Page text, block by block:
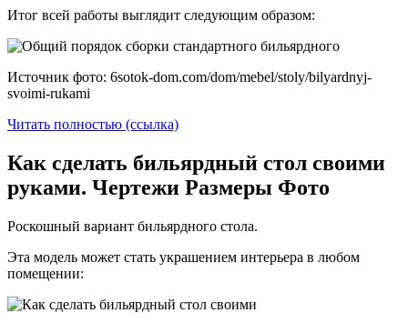
Итог всей работы выглядит следующим образом:
Источник фото: 6sotok-dom.com/dom/mebel/stoly/bilyardnyj-
svoimi-rukami
Читать полностью (ссылка)
Как сделать бильярдный стол своими
руками. Чертежи Размеры Фото
Роскошный вариант бильярдного стола.
Эта модель может стать украшением интерьера в любом
помещении: